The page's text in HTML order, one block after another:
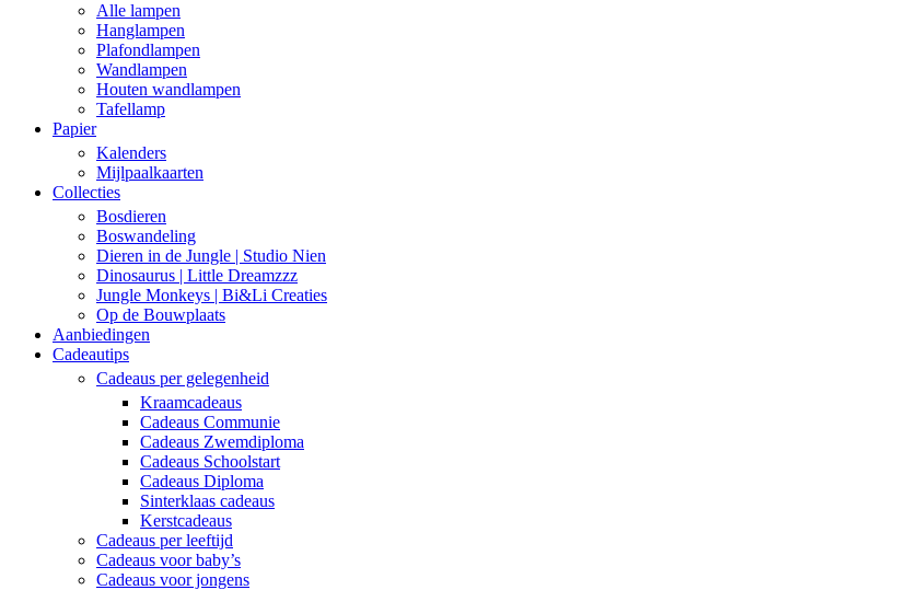
Alle lampen
Hanglampen
Plafondlampen
Wandlampen
Houten wandlampen
Tafellamp
Papier
Kalenders
Mijlpaalkaarten
Collecties
Bosdieren
Boswandeling
Dieren in de Jungle | Studio Nien
Dinosaurus | Little Dreamzzz
Jungle Monkeys | Bi&Li Creaties
Op de Bouwplaats
Aanbiedingen
Cadeautips
Cadeaus per gelegenheid
Kraamcadeaus
Cadeaus Communie
Cadeaus Zwemdiploma
Cadeaus Schoolstart
Cadeaus Diploma
Sinterklaas cadeaus
Kerstcadeaus
Cadeaus per leeftijd
Cadeaus voor baby’s
Cadeaus voor jongens